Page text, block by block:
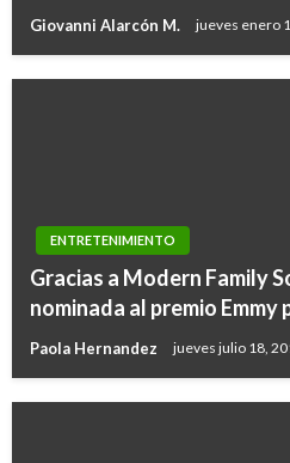
Giovanni Alarcón M. jueves enero
ENTRETENIMIENTO
Gracias a Modern Family
nominada al premio Emmy
Paola Hernandez jueves julio 18,